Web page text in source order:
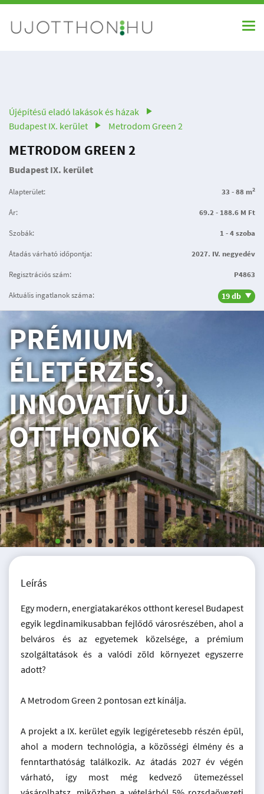
Újépítésű eladó lakások és házak
Budapest IX. kerület
Metrodom Green 2
METRODOM GREEN 2
Budapest IX. kerület
Alapterület: 33 - 88 m2
Ár: 69.2 - 188.6 M Ft
Szobák: 1 - 4 szoba
Átadás várható időpontja: 2027. IV. negyedév
Regisztrációs szám: P4863
Aktuális ingatlanok száma: 19 db
PRÉMIUM
ÉLETÉRZÉS,
INNOVATÍV ÚJ
OTTHONOK
Leírás
Egy modern, energiatakarékos otthont keresel Budapest
egyik legdinamikusabban fejlődő városrészében, ahol a
belváros és az egyetemek közelsége, a prémium
szolgáltatások és a valódi zöld környezet egyszerre
adott?
A Metrodom Green 2 pontosan ezt kínálja.
A projekt a IX. kerület egyik legígéretesebb részén épül,
ahol a modern technológia, a közösségi élmény és a
fenntarthatóság találkozik. Az átadás 2027 év végén
várható, így most még kedvező ütemezéssel